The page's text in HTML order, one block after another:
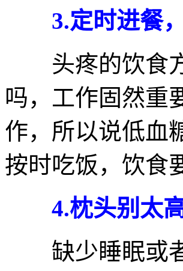
3.定时进餐
头疼的饮食方
吗，工作固然重
作，所以说低血
按时吃饭，饮食
4.枕头别太
缺少睡眠或者